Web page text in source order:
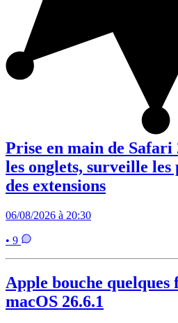
Prise en main de Safari
les onglets, surveille les
des extensions
06/08/2026 à 20:30
• 9
Apple bouche quelques
macOS 26.6.1